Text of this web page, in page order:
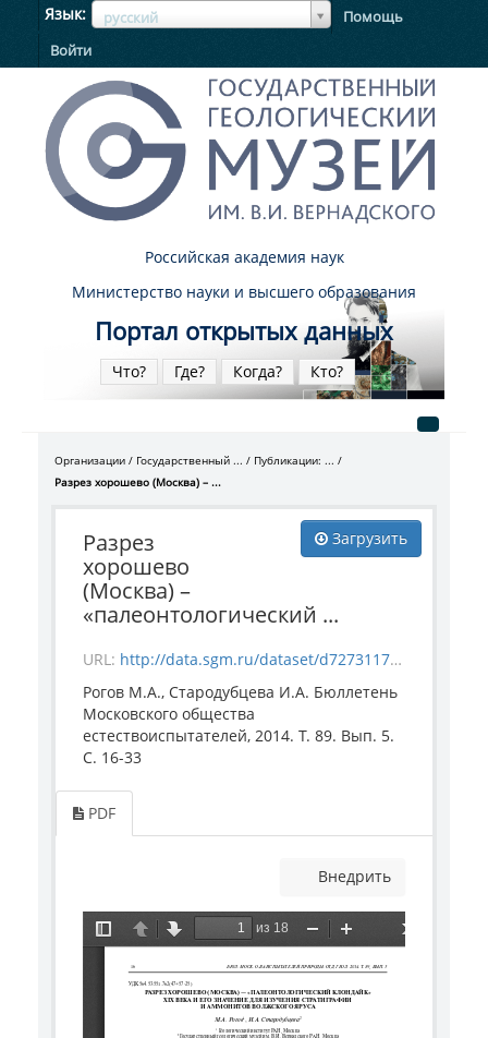
Язык русский
ЯзыкЯзык
Помощь
Войти
Российская академия наук
Министерство науки и высшего образования
Портал открытых данных
Что? Где? Когда? Кто?
Организации Государственный ...
Публикации: ...
Разрез хорошево (Москва) – ...
Загрузить
Разрез
хорошево
(Москва) –
«палеонтологический ...
URL: http://data.sgm.ru/dataset/d7273117-8886-4ab5-a19b-a5c67e3de3a2/resource/e94343b5-f407-41fd-b866-8d0b6a8ea261/download/rogov_starodubc.pdf
Рогов М.А., Стародубцева И.А. Бюллетень
Московского общества
естествоиспытателей, 2014. Т. 89. Вып. 5.
С. 16-33
PDF
Внедрить